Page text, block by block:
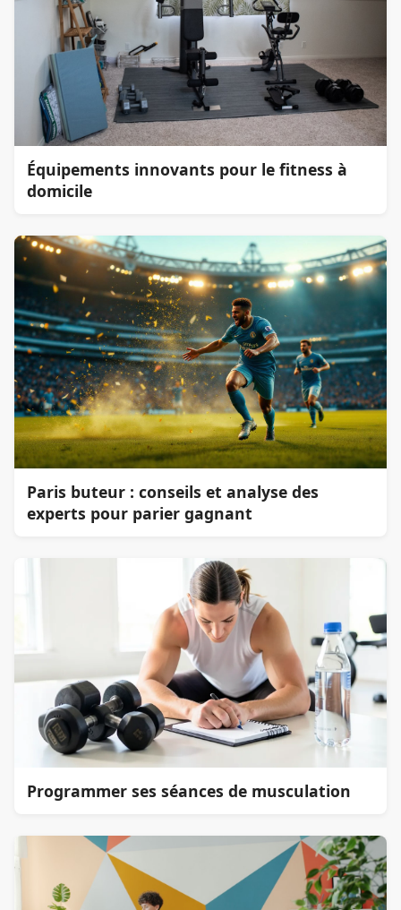
Équipements innovants pour le fitness à
domicile
Paris buteur : conseils et analyse des
experts pour parier gagnant
Programmer ses séances de musculation